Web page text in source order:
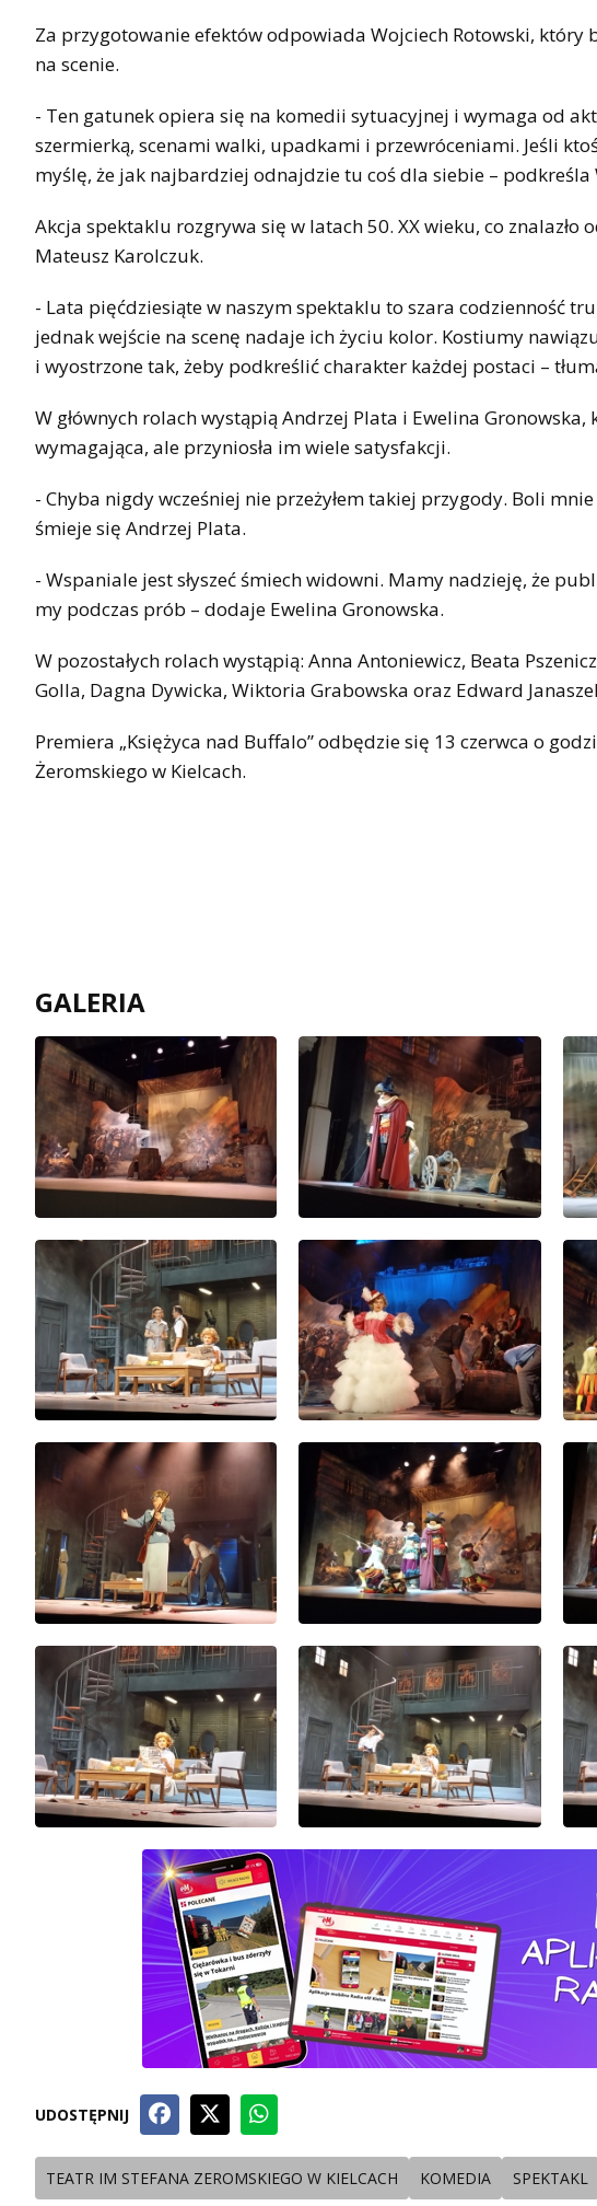
Za przygotowanie efektów odpowiada Wojciech Rotowski, który
na scenie.
- Ten gatunek opiera się na komedii sytuacyjnej i wymaga od
szermierką, scenami walki, upadkami i przewróceniami. Jeśli
myślę, że jak najbardziej odnajdzie tu coś dla siebie – podkreśla
Akcja spektaklu rozgrywa się w latach 50. XX wieku, co
Mateusz Karolczuk.
- Lata pięćdziesiąte w naszym spektaklu to szara codzienność
jednak wejście na scenę nadaje ich życiu kolor. Kostiumy
i wyostrzone tak, żeby podkreślić charakter każdej postaci –
W głównych rolach wystąpią Andrzej Plata i Ewelina
wymagająca, ale przyniosła im wiele satysfakcji.
- Chyba nigdy wcześniej nie przeżyłem takiej przygody. Boli
śmieje się Andrzej Plata.
- Wspaniale jest słyszeć śmiech widowni. Mamy nadzieję, że
my podczas prób – dodaje Ewelina Gronowska.
W pozostałych rolach wystąpią: Anna Antoniewicz, Beata
Golla, Dagna Dywicka, Wiktoria Grabowska oraz Edward
Premiera „Księżyca nad Buffalo” odbędzie się 13 czerwca o
Żeromskiego w Kielcach.
GALERIA
UDOSTĘPNIJ
TEATR IM STEFANA ZEROMSKIEGO W KIELCACH KOMEDIA SPEKTAKL